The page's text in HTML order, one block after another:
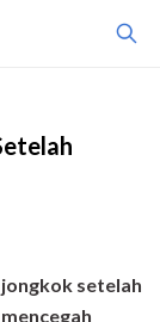
setelah